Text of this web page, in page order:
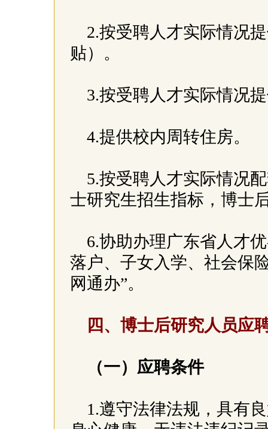
2.按受聘人才实际情况
贴）。
3.按受聘人才实际情况
4.提供校内周转住房。
5.按受聘人才实际情况
士研究生招生指标，博士
6.协助办理广东省人才
落户、子女入学、社会保
网通办”。
四、博士后研究人员应
（一）应聘条件
1.遵守法律法规，具有